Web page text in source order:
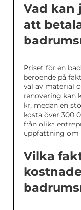
Vad kan
att
Priset för en
beroende på
val av material
renovering kan
kr, medan en
kosta över 300
från olika
uppfattning om
Vilka